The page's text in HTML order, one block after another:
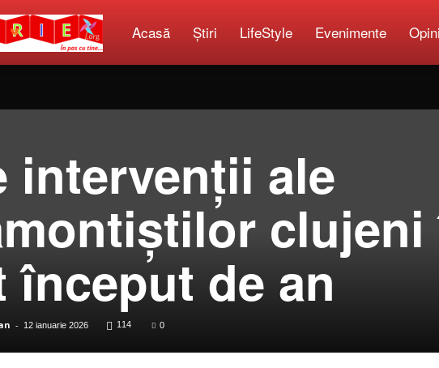
Copilărie.org
Acasă Știri LifeStyle Evenimente
intervenții ale
clujeni
început de an
- 12 ianuarie 2026 114 0